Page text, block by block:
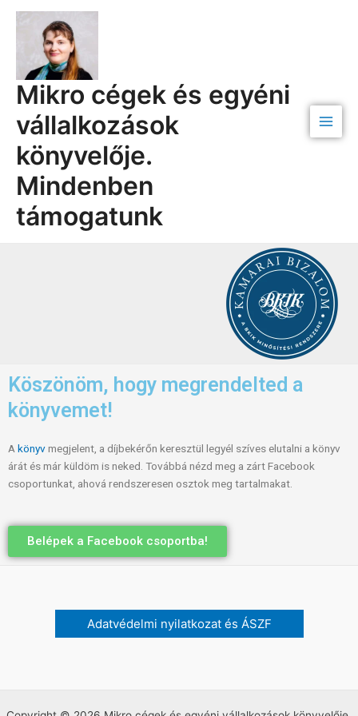
Mikro cégek és egyéni
vállalkozások
könyvelője.
Mindenben
támogatunk
Köszönöm, hogy megrendelted a
könyvemet!
A könyvmegjelent, a díjbekérőn keresztül legyél szíves elutalni a könyv
árát és már küldöm is neked. Továbbá nézd meg a zárt Facebook
csoportunkat, ahová rendszeresen osztok meg tartalmakat.
Belépek a Facebook csoportba!
Adatvédelmi nyilatkozat és ÁSZF